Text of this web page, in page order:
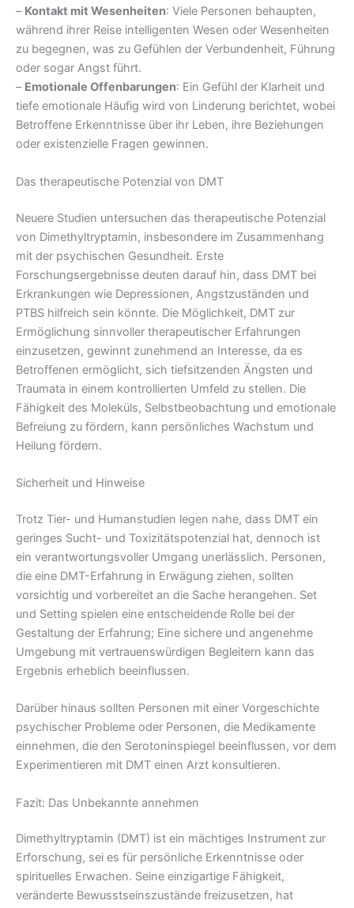
– Kontakt mit Wesenheiten: Viele Personen behaupten,
während ihrer Reise intelligenten Wesen oder Wesenheiten
zu begegnen, was zu Gefühlen der Verbundenheit, Führung
oder sogar Angst führt.
– Emotionale Offenbarungen: Ein Gefühl der Klarheit und
tiefe emotionale Häufig wird von Linderung berichtet, wobei
Betroffene Erkenntnisse über ihr Leben, ihre Beziehungen
oder existenzielle Fragen gewinnen.
Das therapeutische Potenzial von DMT
Neuere Studien untersuchen das therapeutische Potenzial
von Dimethyltryptamin, insbesondere im Zusammenhang
mit der psychischen Gesundheit. Erste
Forschungsergebnisse deuten darauf hin, dass DMT bei
Erkrankungen wie Depressionen, Angstzuständen und
PTBS hilfreich sein könnte. Die Möglichkeit, DMT zur
Ermöglichung sinnvoller therapeutischer Erfahrungen
einzusetzen, gewinnt zunehmend an Interesse, da es
Betroffenen ermöglicht, sich tiefsitzenden Ängsten und
Traumata in einem kontrollierten Umfeld zu stellen. Die
Fähigkeit des Moleküls, Selbstbeobachtung und emotionale
Befreiung zu fördern, kann persönliches Wachstum und
Heilung fördern.
Sicherheit und Hinweise
Trotz Tier- und Humanstudien legen nahe, dass DMT ein
geringes Sucht- und Toxizitätspotenzial hat, dennoch ist
ein verantwortungsvoller Umgang unerlässlich. Personen,
die eine DMT-Erfahrung in Erwägung ziehen, sollten
vorsichtig und vorbereitet an die Sache herangehen. Set
und Setting spielen eine entscheidende Rolle bei der
Gestaltung der Erfahrung; Eine sichere und angenehme
Umgebung mit vertrauenswürdigen Begleitern kann das
Ergebnis erheblich beeinflussen.
Darüber hinaus sollten Personen mit einer Vorgeschichte
psychischer Probleme oder Personen, die Medikamente
einnehmen, die den Serotoninspiegel beeinflussen, vor dem
Experimentieren mit DMT einen Arzt konsultieren.
Fazit: Das Unbekannte annehmen
Dimethyltryptamin (DMT) ist ein mächtiges Instrument zur
Erforschung, sei es für persönliche Erkenntnisse oder
spirituelles Erwachen. Seine einzigartige Fähigkeit,
veränderte Bewusstseinszustände freizusetzen, hat